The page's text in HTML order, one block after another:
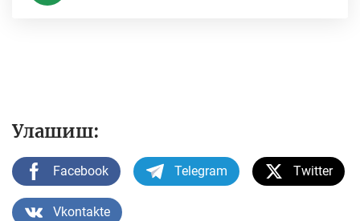
Улашиш:
Facebook Telegram Twitter
Vkontakte